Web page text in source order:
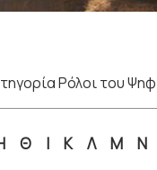
Ρόλοι του
Θ Ι Κ Λ Μ Ν